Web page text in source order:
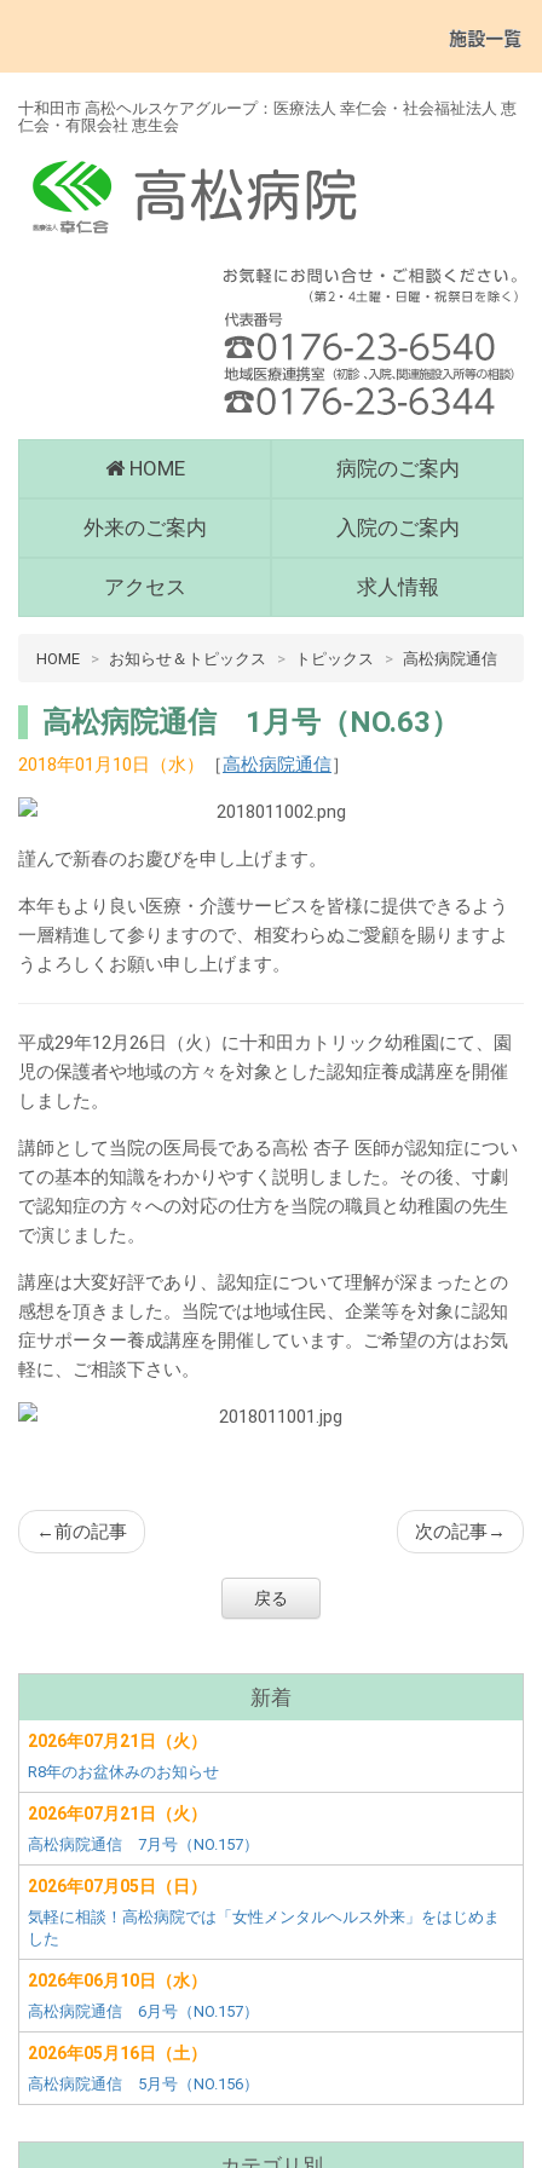
十和田市 高松ヘルスケアグループ：医療法人 幸仁会・社会福祉法人 恵
仁会・有限会社 恵生会
県
和
市)
メ
ニ
ュ
ー
HOME 病院のご案内
外来のご案内 入院のご案内
アクセス 求人情報
病
介
護
十
和
市
メ
イ
ン
ン
テ
ン
ツ
HOME お知らせ＆トピックス トピックス 高松病院通信
高松病院通信 1月号（NO.63）
2018年01月10日（水） ［高松病院通信］
謹んで新春のお慶びを申し上げます。
本年もより良い医療・介護サービスを皆様に提供できるよう
一層精進して参りますので、相変わらぬご愛顧を賜りますよ
うよろしくお願い申し上げます。
平成29年12月26日（火）に十和田カトリック幼稚園にて、園
児の保護者や地域の方々を対象とした認知症養成講座を開催
しました。
講師として当院の医局長である高松 杏子 医師が認知症につい
ての基本的知識をわかりやすく説明しました。その後、寸劇
で認知症の方々への対応の仕方を当院の職員と幼稚園の先生
で演じました。
講座は大変好評であり、認知症について理解が深まったとの
感想を頂きました。当院では地域住民、企業等を対象に認知
症サポーター養成講座を開催しています。ご希望の方はお気
軽に、ご相談下さい。
←前の記事 次の記事→
戻る
ブ
メ
ニ
ュ
ー
新着
2026年07月21日（火）
R8年のお盆休みのお知らせ
2026年07月21日（火）
高松病院通信 7月号（NO.157）
2026年07月05日（日）
気軽に相談！高松病院では「女性メンタルヘルス外来」をはじめま
した
2026年06月10日（水）
高松病院通信 6月号（NO.157）
2026年05月16日（土）
高松病院通信 5月号（NO.156）